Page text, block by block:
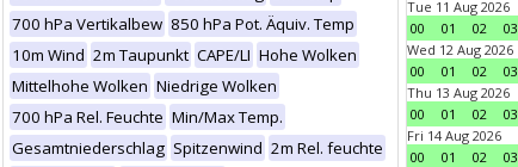
700 hPa Vertikalbew 850 hPa Pot. Äquiv. Temp
10m Wind 2m Taupunkt CAPE/LI Hohe Wolken
Mittelhohe Wolken Niedrige Wolken
700 hPa Rel. Feuchte Min/Max Temp.
Gesamtniederschlag Spitzenwind 2m Rel. feuchte
Tue 11 Aug 2026
00
01 02 03
Wed 12 Aug 2026
00
01 02 03
Thu 13 Aug 2026
00
01 02 03
Fri 14 Aug 2026
00
01 02 03